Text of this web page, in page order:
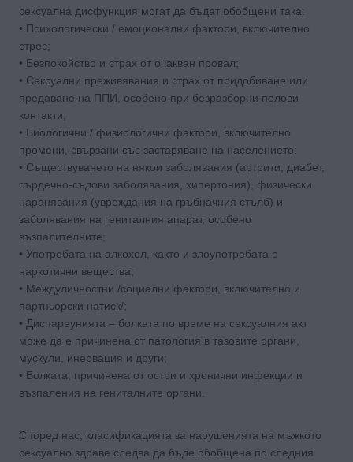
сексуална дисфункция могат да бъдат обобщени така:
• Психологически / емоционални фактори, включително
стрес;
• Безпокойство и страх от очакван провал;
• Сексуални преживявания и страх от придобиване или
предаване на ППИ, особено при безразборни полови
контакти;
• Биологични / физиологични фактори, включително
промени, свързани със застаряване на населението;
• Съществуването на някои заболявания (артрити, диабет,
сърдечно-съдови заболявания, хипертония), физически
наранявания (увреждания на гръбначния стълб) и
заболявания на гениталния апарат, особено
възпалителните;
• Употребата на алкохол, както и злоупотребата с
наркотични вещества;
• Междуличностни /социални фактори, включително и
партньорски натиск/;
• Диспареунията – болката по време на сексуалния акт
може да е причинена от патология в тазовите органи,
мускули, инервация и други;
• Болката, причинена от остри и хронични инфекции и
възпаления на гениталните органи.
Според нас, класификацията за нарушенията на мъжкото
сексуално здраве следва да бъде обобщена по следния